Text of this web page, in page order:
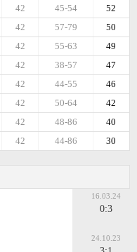
52
45-54
42
50
57-79
42
49
55-63
42
47
38-57
42
46
44-55
42
42
50-64
42
40
48-86
42
30
44-86
42
16.03.24
0:3
24.10.23